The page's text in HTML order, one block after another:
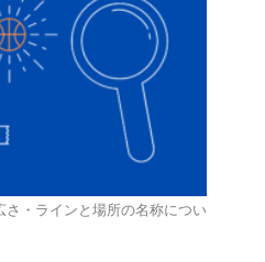
さ・ラインと場所の名称につい